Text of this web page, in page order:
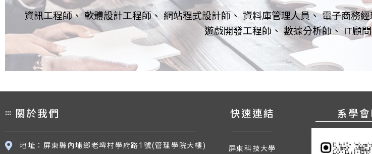
資訊工程師、 軟體設計工程師、 網站程式設計師、 資料庫管理人員、 電子商務
遊戲開發工程師、 數據分析師、 IT顧問
碩士班
資訊科技（IT）高階管理、高級數據分析師、資訊策略顧問、、資訊安全長官（
::: 關於我們
地址：屏東縣內埔鄉老埤村學府路1號(管理學院大樓)
快速連結
屏東科技大學
系學會